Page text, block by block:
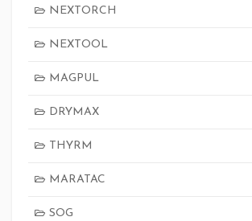
NEXTORCH
NEXTOOL
MAGPUL
DRYMAX
THYRM
MARATAC
SOG